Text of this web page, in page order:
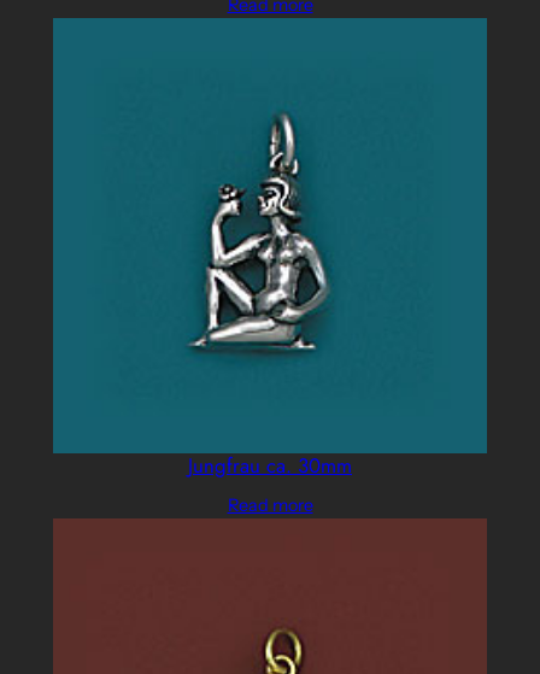
Read more
Jungfrau ca. 30mm
Read more